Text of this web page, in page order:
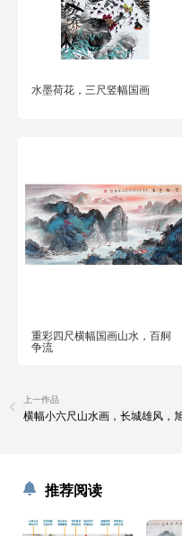
水墨荷花，三尺竖幅国画
重彩四尺横幅国画山水，百舸
争流
上一作品
推荐阅读